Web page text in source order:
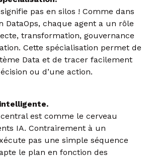
pas en silos ! Comme dans
DataOps, chaque agent a un rôle
transformation, gouvernance
Cette spécialisation permet de
Data et de tracer facilement
ou d’une action.
est comme le cerveau
IA. Contrairement à un
pas une simple séquence
le plan en fonction des